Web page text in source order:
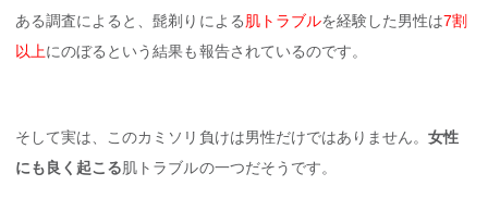
ある調査によると、髭剃りによる肌トラブルを経験した男性は7割
以上にのぼるという結果も報告されているのです。
そして実は、このカミソリ負けは男性だけではありません。女性
にも良く起こる肌トラブルの一つだそうです。